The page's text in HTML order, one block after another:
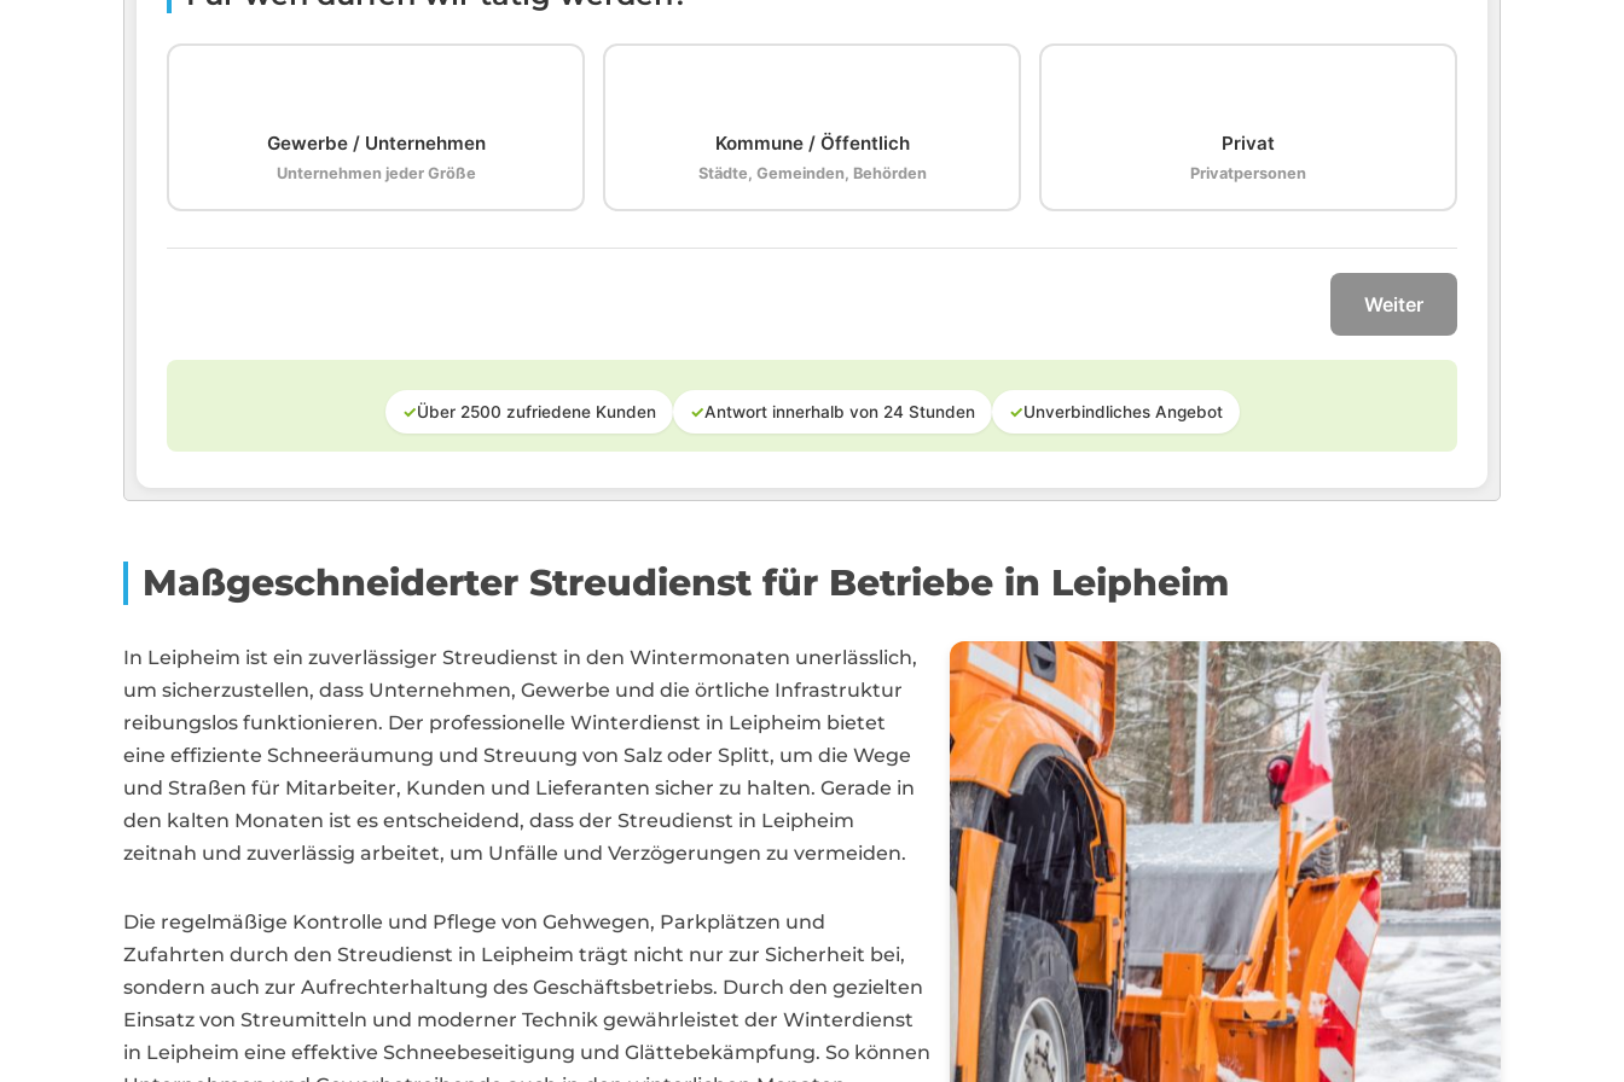
Gewerbe / Unternehmen
Unternehmen jeder Größe
Kommune / Öffentlich
Städte, Gemeinden, Behörden
Privat
Privatpersonen
Weiter
✓Über 2500 zufriedene Kunden ✓Antwort innerhalb von 24 Stunden ✓Unverbindliches Angebot
Maßgeschneiderter Streudienst für Betriebe in Leipheim
In Leipheim ist ein zuverlässiger Streudienst in den Wintermonaten unerlässlich,
um sicherzustellen, dass Unternehmen, Gewerbe und die örtliche Infrastruktur
reibungslos funktionieren. Der professionelle Winterdienst in Leipheim bietet
eine effiziente Schneeräumung und Streuung von Salz oder Splitt, um die Wege
und Straßen für Mitarbeiter, Kunden und Lieferanten sicher zu halten. Gerade in
den kalten Monaten ist es entscheidend, dass der Streudienst in Leipheim
zeitnah und zuverlässig arbeitet, um Unfälle und Verzögerungen zu vermeiden.
Die regelmäßige Kontrolle und Pflege von Gehwegen, Parkplätzen und
Zufahrten durch den Streudienst in Leipheim trägt nicht nur zur Sicherheit bei,
sondern auch zur Aufrechterhaltung des Geschäftsbetriebs. Durch den gezielten
Einsatz von Streumitteln und moderner Technik gewährleistet der Winterdienst
in Leipheim eine effektive Schneebeseitigung und Glättebekämpfung. So können